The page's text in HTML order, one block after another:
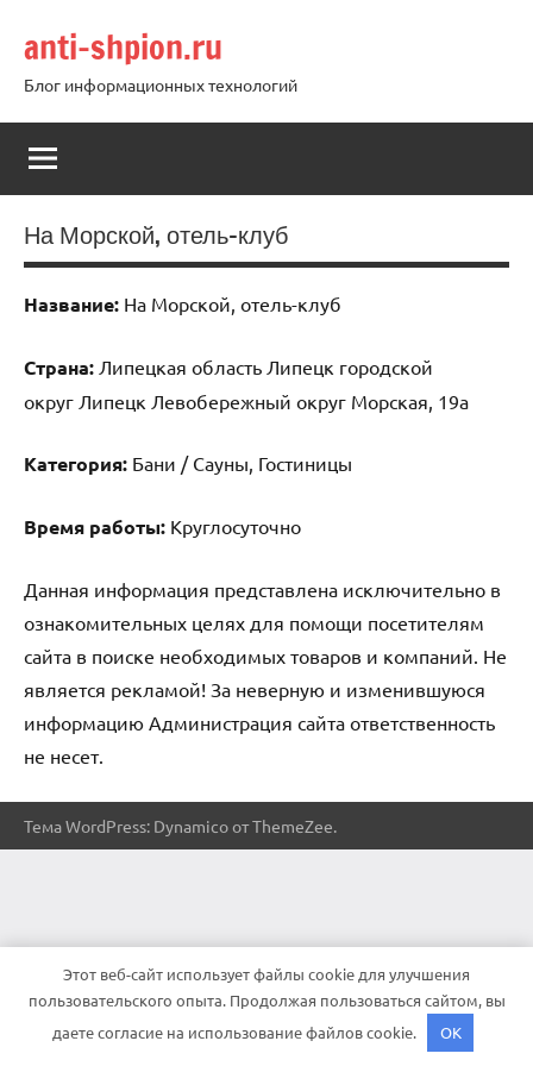
содержимому
anti-shpion.ru
Блог информационных технологий
На Морской, отель-клуб
Название: На Морской, отель-клуб
Страна: Липецкая область Липецк городской
округ Липецк Левобережный округ Морская, 19а
Категория: Бани / Сауны, Гостиницы
Время работы: Круглосуточно
Данная информация представлена исключительно в
ознакомительных целях для помощи посетителям
сайта в поиске необходимых товаров и компаний. Не
является рекламой! За неверную и изменившуюся
информацию Администрация сайта ответственность
не несет.
Тема WordPress: Dynamico от ThemeZee.
Этот веб-сайт использует файлы cookie для улучшения
пользовательского опыта. Продолжая пользоваться сайтом, вы
даете согласие на использование файлов cookie.
OK